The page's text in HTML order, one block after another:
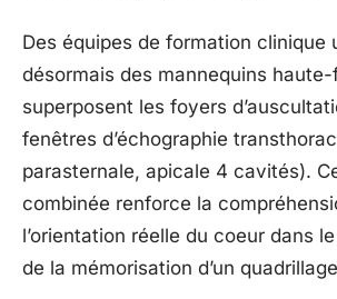
Des équipes de formation clinique
désormais des mannequins
superposent les foyers
fenêtres d’échographie
parasternale, apicale 4 cavités).
combinée renforce la
l’orientation réelle du coeur dans
de la mémorisation d’un